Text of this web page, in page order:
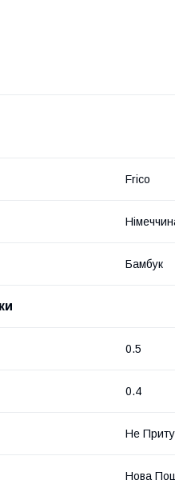
Frico
Бамбук
0.5
0.4
Не
Нова